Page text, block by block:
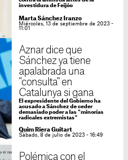
investidura de Feijóo
Marta Sánchez Iranzo
Miércoles, 13 de septiembre de 2023 -
11:01
Aznar dice que
Sánchez ya tiene
apalabrada una
"consulta" en
Catalunya si gana
El expresidente del Gobierno ha
acusado a Sánchez de ceder
demasiado poder a las "minorías
radicales extremistas"
Quim Riera Guitart
Sábado, 8 de julio de 2023 - 16:49
Polémica con el